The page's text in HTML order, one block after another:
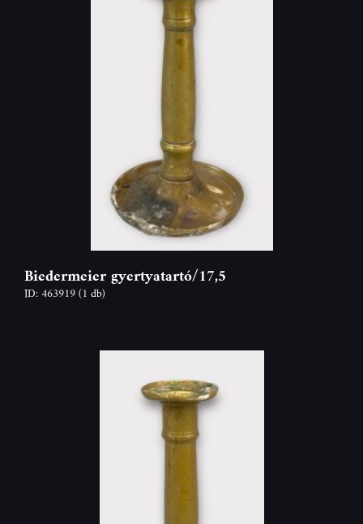
Biedermeier gyertyatartó/17,5
ID: 463919(1 db)